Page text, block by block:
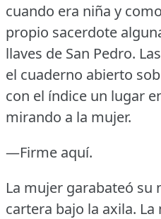
cuando era niña y
propio sacerdote
llaves de San Pedro.
el cuaderno abierto
con el índice un lugar
mirando a la mujer.
—Firme aquí.
La mujer garabateó su
cartera bajo la axila. La